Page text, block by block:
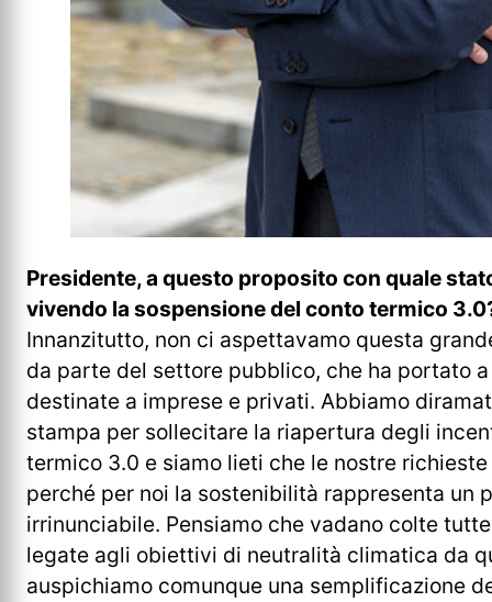
Presidente, a questo proposito con quale
vivendo la sospensione del conto termico
Innanzitutto, non ci aspettavamo questa
da parte del settore pubblico, che ha portato
destinate a imprese e privati. Abbiamo
stampa per sollecitare la riapertura degli
termico 3.0 e siamo lieti che le nostre
perché per noi la sostenibilità rappresenta un
irrinunciabile. Pensiamo che vadano colte
legate agli obiettivi di neutralità climatica da
auspichiamo comunque una semplificazione